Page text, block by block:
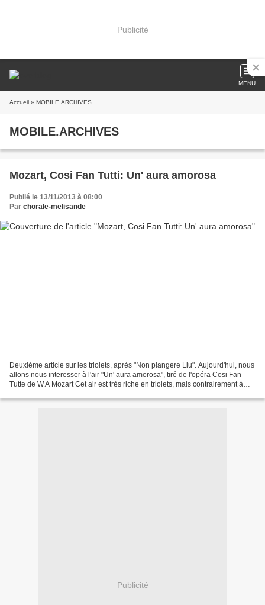
Publicité
MENU
Accueil » MOBILE.ARCHIVES
MOBILE.ARCHIVES
Mozart, Cosi Fan Tutti: Un' aura amorosa
Publié le 13/11/2013 à 08:00
Par chorale-melisande
Deuxième article sur les triolets, après "Non piangere Liu". Aujourd'hui, nous
allons nous interesser à l'air "Un' aura amorosa", tiré de l'opéra Cosi Fan
Tutte de W.A Mozart Cet air est très riche en triolets, mais contrairement à
Publicité